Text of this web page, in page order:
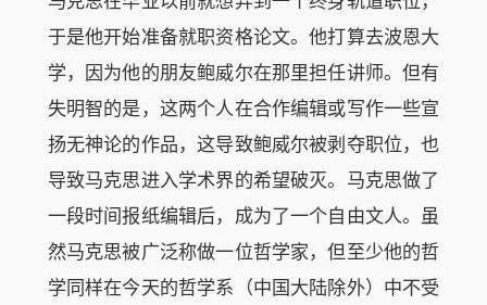
于是他开始准备就职资格论文。他打算去波恩大
学，因为他的朋友鲍威尔在那里担任讲师。但有
失明智的是，这两个人在合作编辑或写作一些宣
扬无神论的作品，这导致鲍威尔被剥夺职位，也
导致马克思进入学术界的希望破灭。马克思做了
一段时间报纸编辑后，成为了一个自由文人。虽
然马克思被广泛称做一位哲学家，但至少他的哲
学同样在今天的哲学系（中国大陆除外）中不受